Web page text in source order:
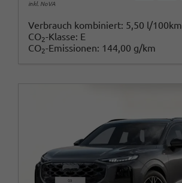
inkl. NoVA
Verbrauch kombiniert: 5,50 l/100km
CO2-Klasse: E
CO2-Emissionen: 144,00 g/km